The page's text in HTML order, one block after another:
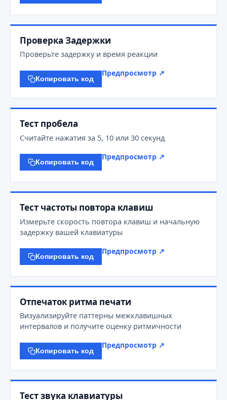
Проверка Задержки
Проверьте задержку и время реакции
Копировать код
Предпросмотр ↗
Тест пробела
Считайте нажатия за 5, 10 или 30 секунд
Копировать код
Предпросмотр ↗
Тест частоты повтора клавиш
Измерьте скорость повтора клавиш и начальную
задержку вашей клавиатуры
Копировать код
Предпросмотр ↗
Отпечаток ритма печати
Визуализируйте паттерны межклавишных
интервалов и получите оценку ритмичности
Копировать код
Предпросмотр ↗
Тест звука клавиатуры